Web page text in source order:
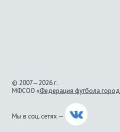
© 2007—2026 г.
МФСОО «Федерация футбола
Мы в соц. сетях —